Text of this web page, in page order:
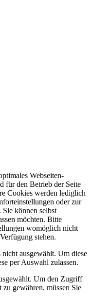
Webseiten-
für den Betrieb der Seite
Cookies werden lediglich
oder zur
können selbst
möchten. Bitte
womöglich nicht
stehen.
nicht ausgewählt. Um diese
per Auswahl zulassen.
Um den Zugriff
zu gewähren, müssen Sie